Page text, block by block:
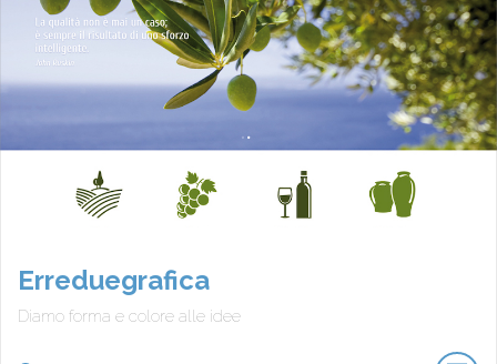
Erreduegrafica
Diamo forma e colore alle idee